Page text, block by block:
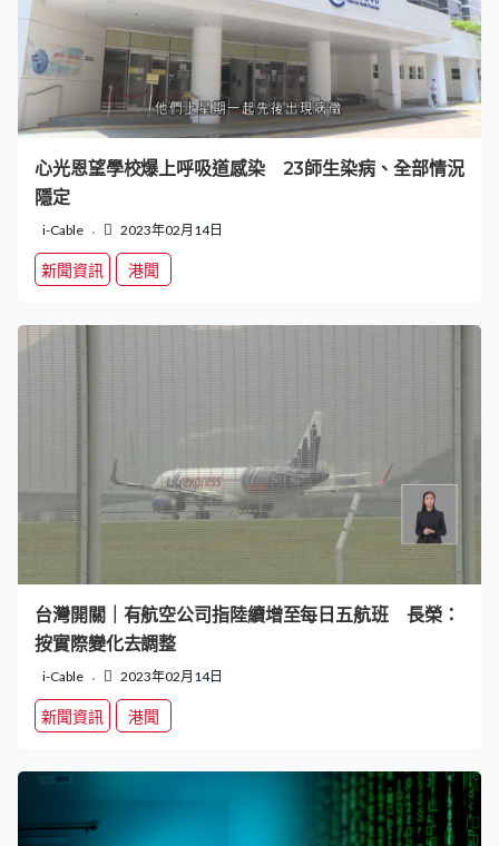
心光恩望學校爆上呼吸道感染 23師生染病、全部情況
隱定
i-Cable 2023年02月14日
新聞資訊 港聞
台灣開關｜有航空公司指陸續增至每日五航班 長榮：
按實際變化去調整
i-Cable 2023年02月14日
新聞資訊 港聞